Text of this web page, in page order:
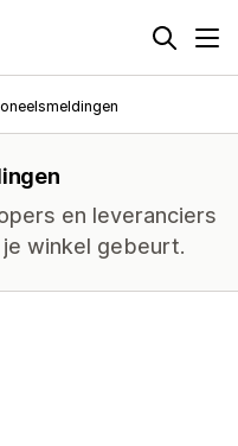
en leveranciers
winkel gebeurt.